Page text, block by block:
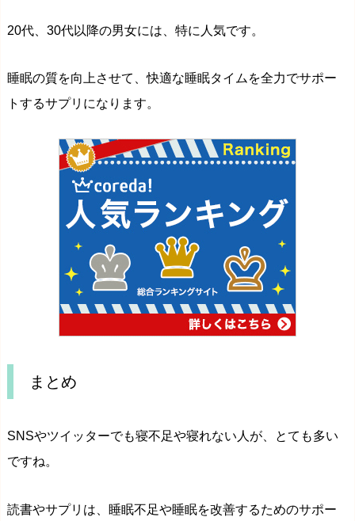
20代、30代以降の男女には、特に人気です。
睡眠の質を向上させて、快適な睡眠タイムを全力でサポー
トするサプリになります。
まとめ
SNSやツイッターでも寝不足や寝れない人が、とても多い
ですね。
読書やサプリは、睡眠不足や睡眠を改善するためのサポー